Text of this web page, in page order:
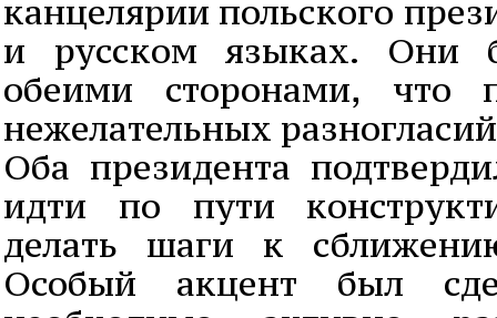
канцелярии польского
и русском языках. Они
обеими сторонами, что
нежелательных
Оба президента
идти по пути
делать шаги к
Особый акцент был